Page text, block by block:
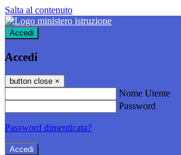
Salta al contenuto
Accedi
Accedi
button close ×
Nome Utente
Password
Password dimenticata?